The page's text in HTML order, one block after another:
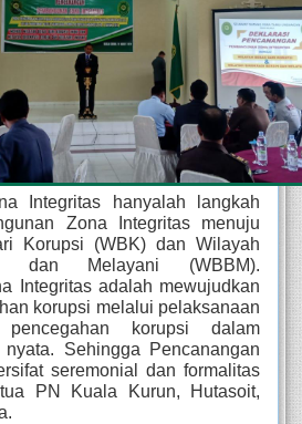
Integritas hanyalah langkah
Zona Integritas menuju
Korupsi (WBK) dan Wilayah
dan Melayani (WBBM).
Integritas adalah mewujudkan
korupsi melalui pelaksanaan
pencegahan korupsi dalam
Sehingga Pencanangan
seremonial dan formalitas
PN Kuala Kurun, Hutasoit,